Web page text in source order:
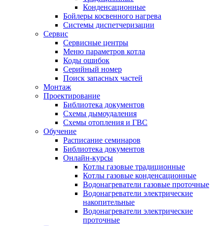
Конденсационные
Бойлеры косвенного нагрева
Системы диспетчеризации
Сервис
Сервисные центры
Меню параметров котла
Коды ошибок
Серийный номер
Поиск запасных частей
Монтаж
Проектирование
Библиотека документов
Схемы дымоудаления
Схемы отопления и ГВС
Обучение
Расписание семинаров
Библиотека документов
Онлайн-курсы
Котлы газовые традиционные
Котлы газовые конденсационные
Водонагреватели газовые проточные
Водонагреватели электрические
накопительные
Водонагреватели электрические
проточные